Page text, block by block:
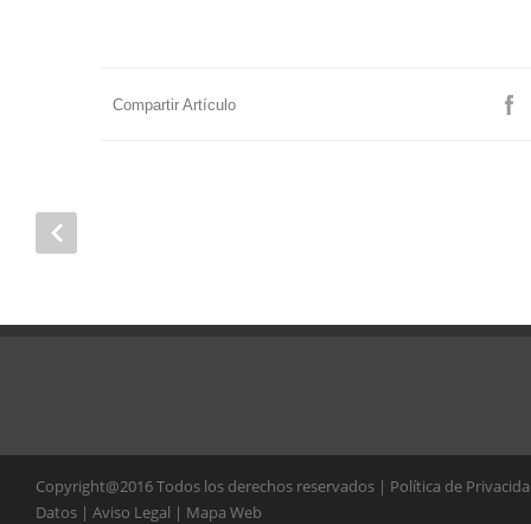
Compartir Artículo
Copyright@2016 Todos los derechos reservados | Política de
Datos | Aviso Legal | Mapa Web